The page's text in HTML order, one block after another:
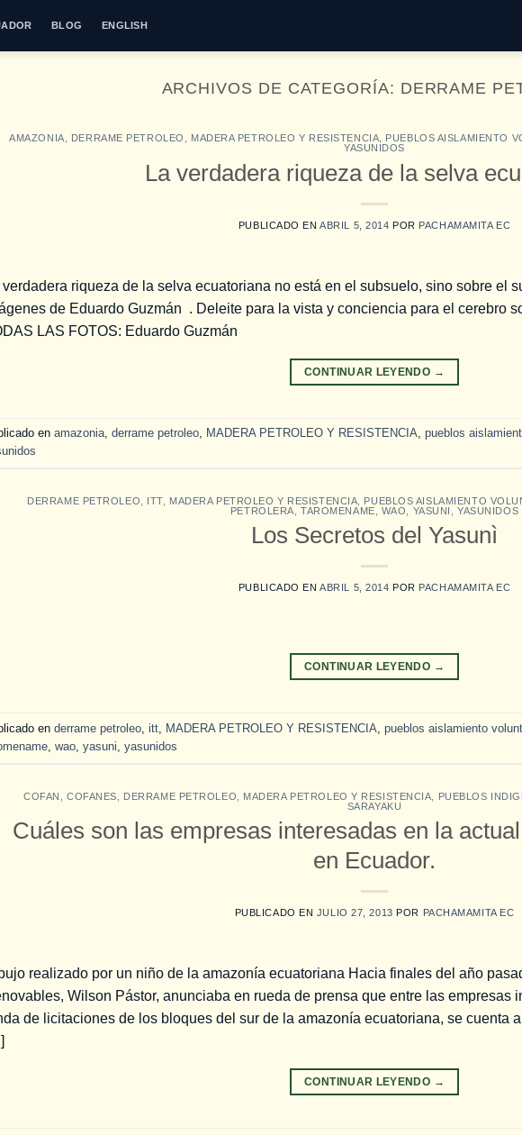
BLOG ENGLISH
ARCHIVOS DE CATEGORÍA: DERRAME
AMAZONIA DERRAME PETROLEO MADERA PETROLEO Y RESISTENCIA PUEBLOS AISLAMIENTO
YASUNIDOS
La verdadera riqueza de la selva
PUBLICADO ENABRIL 5, 2014 POR PACHAMAMITA EC
verdadera riqueza de la selva ecuatoriana no está en el subsuelo, sino sobre el
de Eduardo Guzmán . Deleite para la vista y conciencia para el cerebro
LAS FOTOS: Eduardo Guzmán
CONTINUAR LEYENDO →
en amazonia, derrame petroleo, MADERA PETROLEO Y RESISTENCIA, pueblos
DERRAME PETROLEO ITT, MADERA PETROLEO Y RESISTENCIA PUEBLOS AISLAMIENTO
PETROLERA ,TAROMENAME WAO YASUNI ,YASUNIDOS
Los Secretos del Yasunì
PUBLICADO ENABRIL 5, 2014 POR PACHAMAMITA EC
CONTINUAR LEYENDO →
en derrame petroleo itt MADERA PETROLEO Y RESISTENCIA pueblos aislamiento
wao yasuni yasunidos
COFAN ,COFANES DERRAME PETROLEO MADERA PETROLEO Y RESISTENCIA PUEBLOS
SARAYAKU
Cuáles son las empresas interesadas en la
en Ecuador.
PUBLICADO EN JULIO 27, 2013 POR PACHAMAMITA EC
realizado por un niño de la amazonía ecuatoriana Hacia finales del año
Wilson Pástor, anunciaba en rueda de prensa que entre las empresas
de licitaciones de los bloques del sur de la amazonía ecuatoriana, se cuenta
CONTINUAR LEYENDO →